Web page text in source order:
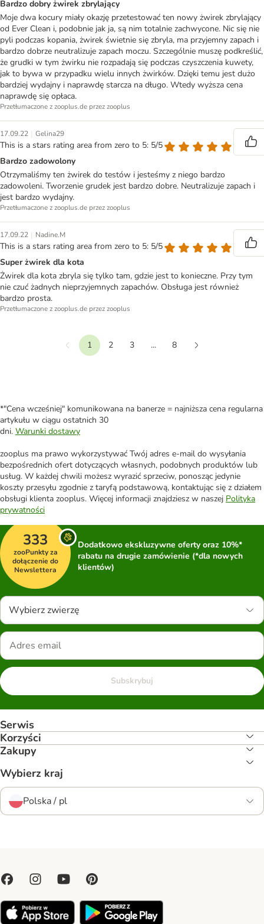
Bardzo dobry żwirek zbrylający
Moje dwa kocury miały okazję przetestować ten nowy żwirek zbrylający
od Ever Clean i, podobnie jak ja, są nim totalnie zachwycone. Nic się nie
pyli podczas kopania, żwirek świetnie się zbryla, ma przyjemny zapach i
bardzo dobrze neutralizuje zapach moczu. Szczególnie muszę podkreślić,
że grudki w tym żwirku nie rozpadają się podczas czyszczenia kuwety,
jak to bywa w przypadku wielu innych żwirków. Dzięki temu jest dużo
bardziej wydajny i naprawdę starcza na długo. Wtedy wyższa cena
naprawdę się opłaca.
Przetłumaczone z zooplus.de przez zooplus
17.09.22 | Gelina29
This is a stars rating area from zero to 5: 5/5
Bardzo zadowolony
Otrzymaliśmy ten żwirek do testów i jesteśmy z niego bardzo
zadowoleni. Tworzenie grudek jest bardzo dobre. Neutralizuje zapach i
jest bardzo wydajny.
Przetłumaczone z zooplus.de przez zooplus
17.09.22 | Nadine.M
This is a stars rating area from zero to 5: 5/5
Super żwirek dla kota
Żwirek dla kota zbryla się tylko tam, gdzie jest to konieczne. Przy tym
nie czuć żadnych nieprzyjemnych zapachów. Obsługa jest również
bardzo prosta.
Przetłumaczone z zooplus.de przez zooplus
Wstecz1 2 3 ...
8
*"Cena wcześniej" komunikowana na banerze = najniższa cena regularna
artykułu w ciągu ostatnich 30
dni. Warunki dostawy
zooplus ma prawo wykorzystywać Twój adres e-mail do wysyłania
bezpośrednich ofert dotyczących własnych, podobnych produktów lub
usług. W każdej chwili możesz wyrazić sprzeciw, ponosząc jedynie
koszty przesyłu zgodnie z taryfą podstawową, kontaktując się z działem
obsługi klienta zooplus. Więcej informacji znajdziesz w naszej Polityka
prywatności
333
zooPunkty za
dołączenie do
Newslettera
Dodatkowo ekskluzywne oferty oraz 10%*
rabatu na drugie zamówienie (*dla nowych
klientów)
Wybierz zwierzę
Subskrybuj
Serwis
Korzyści
Zakupy
Wybierz kraj
Polska / pl